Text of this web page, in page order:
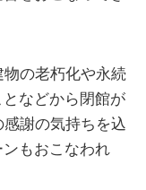
の老朽化や永続
などから閉館が
謝の気持ちを込
もおこなわれ